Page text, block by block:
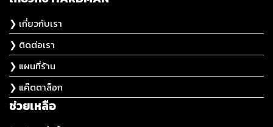
❯ เกี่ยวกับเรา
❯ ติดต่อเรา
❯ แผนที่ร้าน
❯ แค๊ตตาล็อก
ช่วยเหลือ